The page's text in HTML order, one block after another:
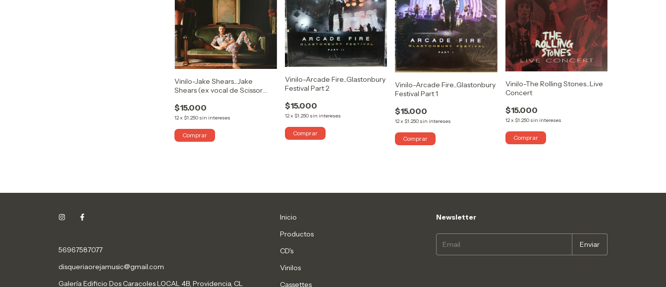
Vinilo-Jake Shears...Jake
Shears (ex vocal de Scissor
$15.000
12x $1.250 sin intereses
Vinilo-Arcade Fire...Glastonbury
Festival Part 2
$15.000
12x $1.250 sin intereses
Vinilo-Arcade Fire...Glastonbury
Festival Part 1
$15.000
12x $1.250 sin intereses
Vinilo-The Rolling Stones...Live
Concert
$15.000
12x $1.250 sin intereses
56967587077
disqueriaorejamusic@gmail.com
Galería Edificio Dos Caracoles LOCAL 4B, Providencia, CL
Inicio
Productos
CD's
Vinilos
Cassettes
Newsletter